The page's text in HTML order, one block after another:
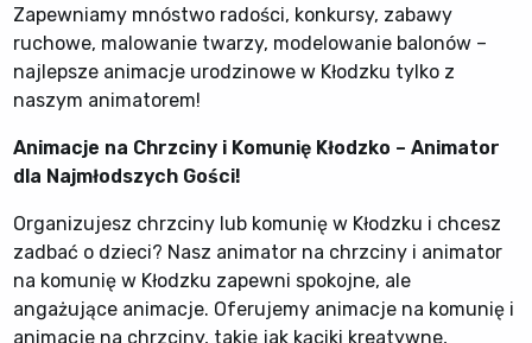
Zapewniamy mnóstwo radości, konkursy, zabawy
ruchowe, malowanie twarzy, modelowanie balonów –
najlepsze animacje urodzinowe w Kłodzku tylko z
naszym animatorem!
Animacje na Chrzciny i Komunię Kłodzko – Animator
dla Najmłodszych Gości!
Organizujesz chrzciny lub komunię w Kłodzku i chcesz
zadbać o dzieci? Nasz animator na chrzciny i animator
na komunię w Kłodzku zapewni spokojne, ale
angażujące animacje. Oferujemy animacje na komunię i
animacje na chrzciny, takie jak kąciki kreatywne,